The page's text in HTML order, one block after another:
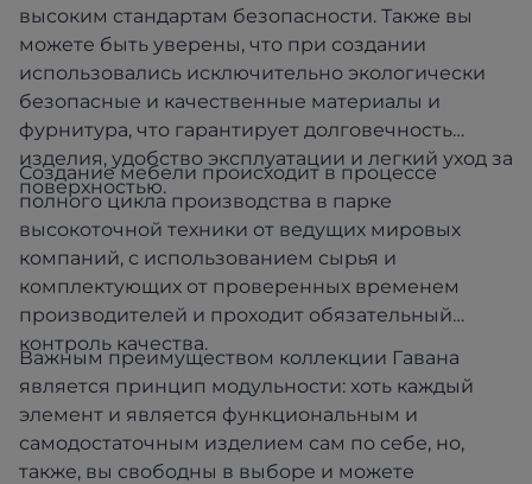
высоким стандартам безопасности. Также вы
можете быть уверены, что при создании
использовались исключительно экологически
безопасные и качественные материалы и
фурнитура, что гарантирует долговечность
изделия, удобство эксплуатации и легкий уход за
поверхностью.
Создание мебели происходит в процессе
полного цикла производства в парке
высокоточной техники от ведущих мировых
компаний, с использованием сырья и
комплектующих от проверенных временем
производителей и проходит обязательный
контроль качества.
Важным преимуществом коллекции Гавана
является принцип модульности: хоть каждый
элемент и является функциональным и
самодостаточным изделием сам по себе, но,
также, вы свободны в выборе и можете